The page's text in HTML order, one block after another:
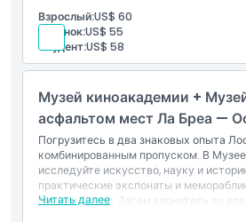
Как добраться туда
Политика отмены
Взрослый:US$ 60
Ребенок:US$ 55
Студент:US$ 58
Музей киноакадемии +
асфальтом мест Ла Бреа —
Погрузитесь в два знаковых опыта
комбинированным пропуском. В
исследуйте искусство, науку и
практические экспонаты и
премии Оскар. Затем вернитесь во
Читать далее